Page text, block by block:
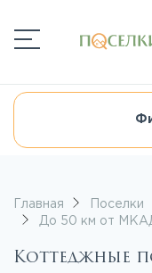
Главная Поселки
До 50 км от МКАД
Коттеджные